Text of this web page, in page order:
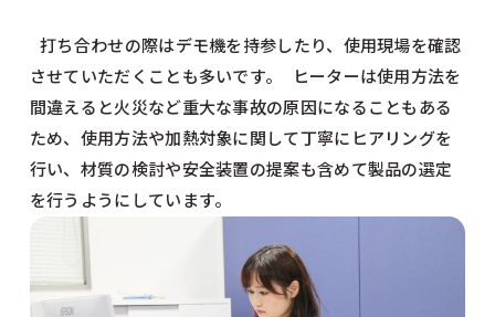
打ち合わせの際はデモ機を持参したり、使用現場を確認
させていただくことも多いです。 ヒーターは使用方法を
間違えると火災など重大な事故の原因になることもある
ため、使用方法や加熱対象に関して丁寧にヒアリングを
行い、材質の検討や安全装置の提案も含めて製品の選定
を行うようにしています。